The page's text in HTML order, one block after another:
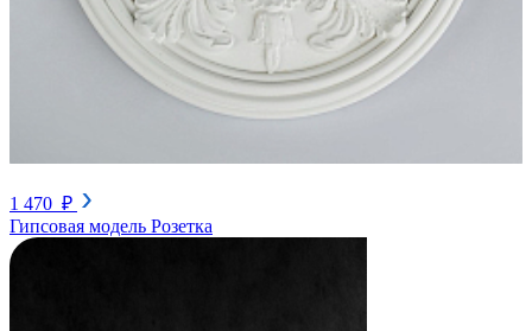
1 470 ₽
Гипсовая модель Розетка